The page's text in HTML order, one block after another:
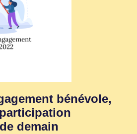
bénévole,
demain